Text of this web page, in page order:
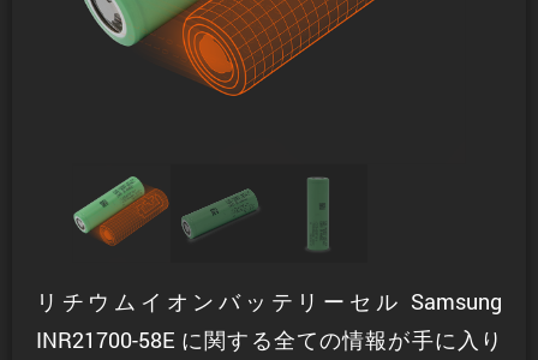
リチウムイオンバッテリーセル Samsung
INR21700-58E に関する全ての情報が手に入り